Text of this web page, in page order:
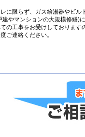
レに限らず、ガス給湯器やビ
建やマンションの大規模修繕)
の工事をお受けしております
ご連絡ください。